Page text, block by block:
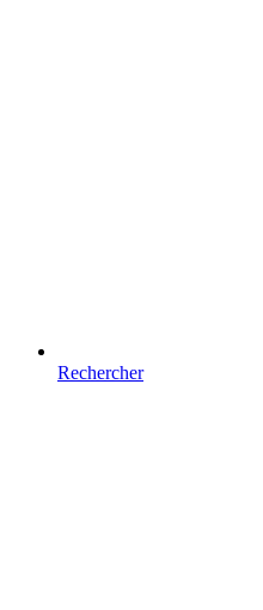
Rechercher